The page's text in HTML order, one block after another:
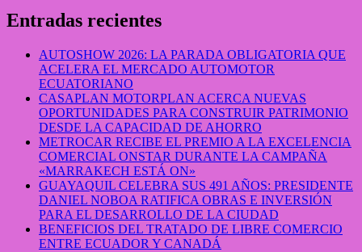
Entradas recientes
AUTOSHOW 2026: LA PARADA OBLIGATORIA QUE
ACELERA EL MERCADO AUTOMOTOR
ECUATORIANO
CASAPLAN MOTORPLAN ACERCA NUEVAS
OPORTUNIDADES PARA CONSTRUIR PATRIMONIO
DESDE LA CAPACIDAD DE AHORRO
METROCAR RECIBE EL PREMIO A LA EXCELENCIA
COMERCIAL ONSTAR DURANTE LA CAMPAÑA
«MARRAKECH ESTÁ ON»
GUAYAQUIL CELEBRA SUS 491 AÑOS: PRESIDENTE
DANIEL NOBOA RATIFICA OBRAS E INVERSIÓN
PARA EL DESARROLLO DE LA CIUDAD
BENEFICIOS DEL TRATADO DE LIBRE COMERCIO
ENTRE ECUADOR Y CANADÁ